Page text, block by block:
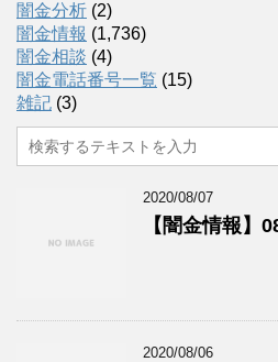
闇金分析 (2)
闇金情報 (1,736)
闇金相談 (4)
闇金電話番号一覧 (15)
雑記 (3)
2020/08/07
【闇金情報】
2020/08/06